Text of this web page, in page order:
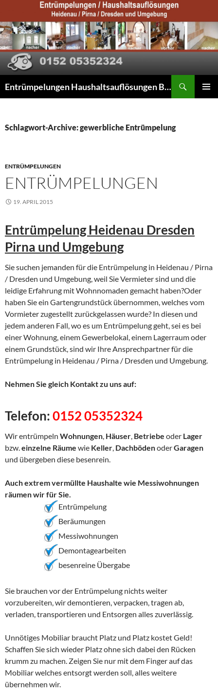
Entrümpelungen Haushaltsauflösungen Beräumungen
Schlagwort-Archive: gewerbliche Entrümpelung
ENTRÜMPELUNGEN
ENTRÜMPELUNGEN
19. APRIL 2015
Entrümpelung Heidenau Dresden
Pirna und Umgebung
Sie suchen jemanden für die Entrümpelung in Heidenau / Pirna
/ Dresden und Umgebung, weil Sie Vermieter sind und die
leidige Erfahrung mit Wohnnomaden gemacht haben?Oder
haben Sie ein Gartengrundstück übernommen, welches vom
Vormieter zugestellt zurückgelassen wurde? In diesen und
jedem anderen Fall, wo es um Entrümpelung geht, sei es bei
einer Wohnung, einem Gewerbelokal, einem Lagerraum oder
einem Grundstück, sind wir Ihre Ansprechpartner für die
Entrümpelung in Heidenau / Pirna / Dresden und Umgebung.
Nehmen Sie gleich Kontakt zu uns auf:
Telefon:0152 05352324
Wir entrümpeln Wohnungen, Häuser, Betriebe oder Lager
bzw.einzelne Räume wie Keller, DachbödenoderGaragen
und übergeben diese besenrein.
Auch extrem vermüllte Haushalte wie Messiwohnungen
räumen wir für Sie.
Entrümpelung
Beräumungen
Messiwohnungen
Demontagearbeiten
besenreine Übergabe
Sie brauchen vor der Entrümpelung nichts weiter
vorzubereiten, wir demontieren, verpacken, tragen ab,
verladen, transportieren und Entsorgen alles zuverlässig.
Unnötiges Mobiliar braucht Platz und Platz kostet Geld!
Schaffen Sie sich wieder Platz ohne sich dabei den Rücken
krumm zu machen. Zeigen Sie nur mit dem Finger auf das
Mobiliar welches entsorgt werden soll, alles weitere
übernehmen wir.